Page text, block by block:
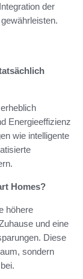
der
Energieeffizienz
wie intelligente
Homes?
höhere
und eine
Diese
sondern